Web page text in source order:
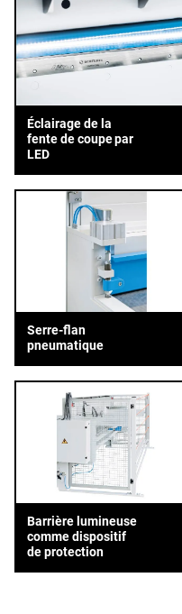
Éclairage de la
fente de coupe par
LED
Serre-flan
pneumatique
Barrière lumineuse
comme dispositif
de protection